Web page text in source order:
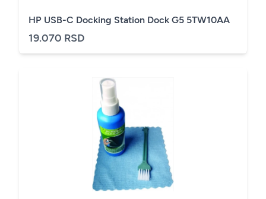
HP USB-C Docking Station Dock G5 5TW10AA
19.070 RSD